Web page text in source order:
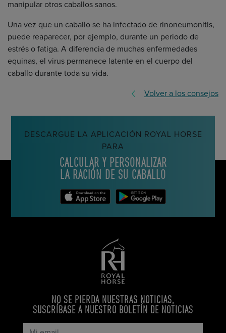
manipular otros caballos sanos.
Una vez que un caballo se ha infectado de rinoneumonitis,
puede reaparecer, por ejemplo, durante un periodo de
estrés o fatiga. A diferencia de muchas enfermedades
equinas, el virus permanece latente en el cuerpo del
caballo durante toda su vida.
Volver a los consejos
DESCARGUE LA APLICACIÓN ROYAL HORSE
PARA
CALCULAR Y PERSONALIZAR
LA RACIÓN DE SU CABALLO
NO SE PIERDA NUESTRAS NOTICIAS,
SUSCRÍBASE A NUESTRO BOLETÍN DE NOTICIAS